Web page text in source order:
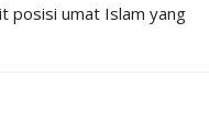
posisi umat Islam yang